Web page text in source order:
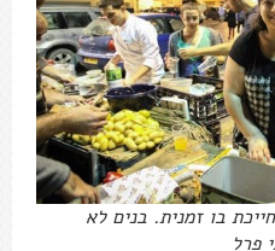
בו זמנית. בנים לא
פרל